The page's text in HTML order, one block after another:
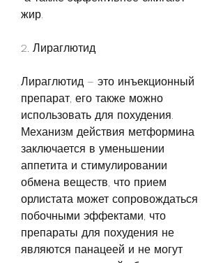
жир.
2. Лираглютид
Лираглютид – это инъекционный
препарат, его также можно
использовать для похудения.
Механизм действия метформина
заключается в уменьшении
аппетита и стимулировании
обмена веществ, что прием
орлистата может сопровождаться
побочными эффектами, что
препараты для похудения не
являются панацеей и не могут